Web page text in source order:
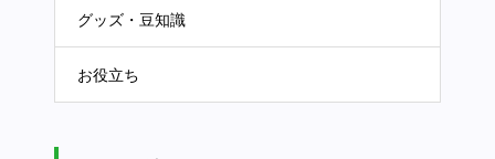
グッズ・豆知識
お役立ち